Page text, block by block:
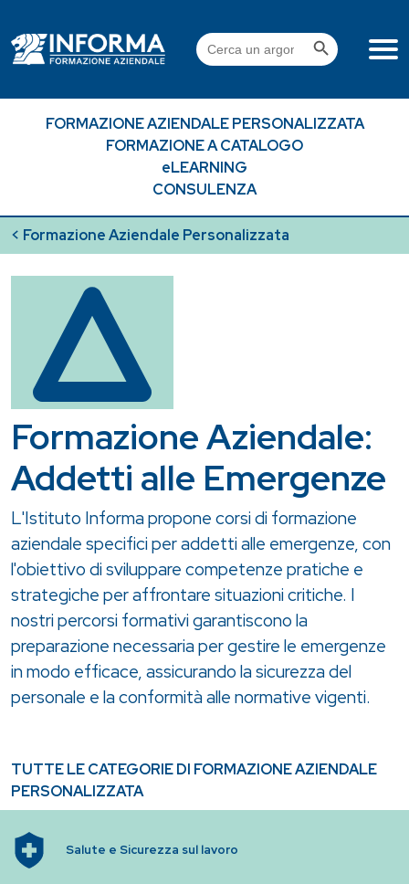
content
Search
for:
Search Button
FORMAZIONE AZIENDALE PERSONALIZZATA
FORMAZIONE A CATALOGO
eLEARNING
CONSULENZA
< Formazione Aziendale Personalizzata
Formazione Aziendale:
Addetti alle Emergenze
L'Istituto Informa propone corsi di formazione
aziendale specifici per addetti alle emergenze, con
l'obiettivo di sviluppare competenze pratiche e
strategiche per affrontare situazioni critiche. I
nostri percorsi formativi garantiscono la
preparazione necessaria per gestire le emergenze
in modo efficace, assicurando la sicurezza del
personale e la conformità alle normative vigenti.
TUTTE LE CATEGORIE DI FORMAZIONE AZIENDALE
PERSONALIZZATA
Salute e Sicurezza sul lavoro